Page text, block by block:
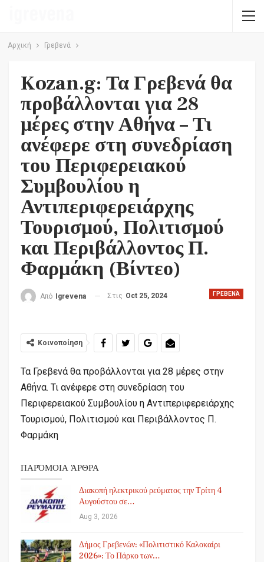
Αρχική Γρεβενά
Kozan.g: Τα Γρεβενά θα
προβάλλονται για 28
μέρες στην Αθήνα – Τι
ανέφερε στη συνεδρίαση
του Περιφερειακού
Συμβουλίου η
Αντιπεριφερειάρχης
Τουρισμού, Πολιτισμού
και Περιβάλλοντος Π.
Φαρμάκη (Βίντεο)
ΓΡΕΒΕΝΆ
Από Igrevena Στις Oct 25, 2024
Κοινοποίηση
Τα Γρεβενά θα προβάλλονται για 28 μέρες στην
Αθήνα. Τι ανέφερε στη συνεδρίαση του
Περιφερειακού Συμβουλίου η Αντιπεριφερειάρχης
Τουρισμού, Πολιτισμού και Περιβάλλοντος Π.
Φαρμάκη
ΠΑΡΌΜΟΙΑ ΆΡΘΡΑ
Διακοπή ηλεκτρικού ρεύματος την Τρίτη 4
Αυγούστου σε…
Aug 3, 2026
Δήμος Γρεβενών: «Πολιτιστικό Καλοκαίρι
2026»: Το Πάρκο των…